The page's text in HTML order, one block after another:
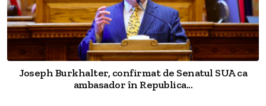
Joseph Burkhalter, confirmat de Senatul SUA ca
ambasador în Republica...